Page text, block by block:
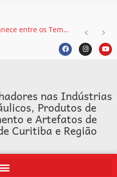
Intervalo intrajornada permanece entre os Temas mais recorrentes na Justiça do Trabalho e exige atenção das empresas
nas Indústrias
Produtos de
e Artefatos de
Curitiba e Região